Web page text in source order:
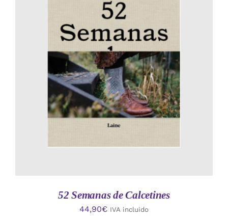
AÑADIR AL CARRITO
/
DETALLES
52 Semanas de Calcetines
44,90€ IVA incluido